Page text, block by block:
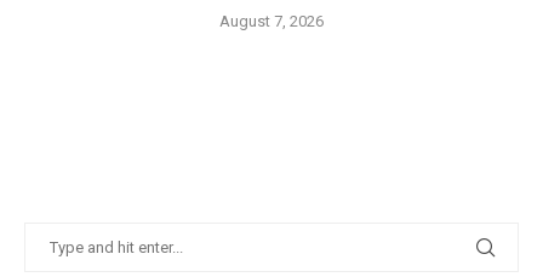
August 7, 2026